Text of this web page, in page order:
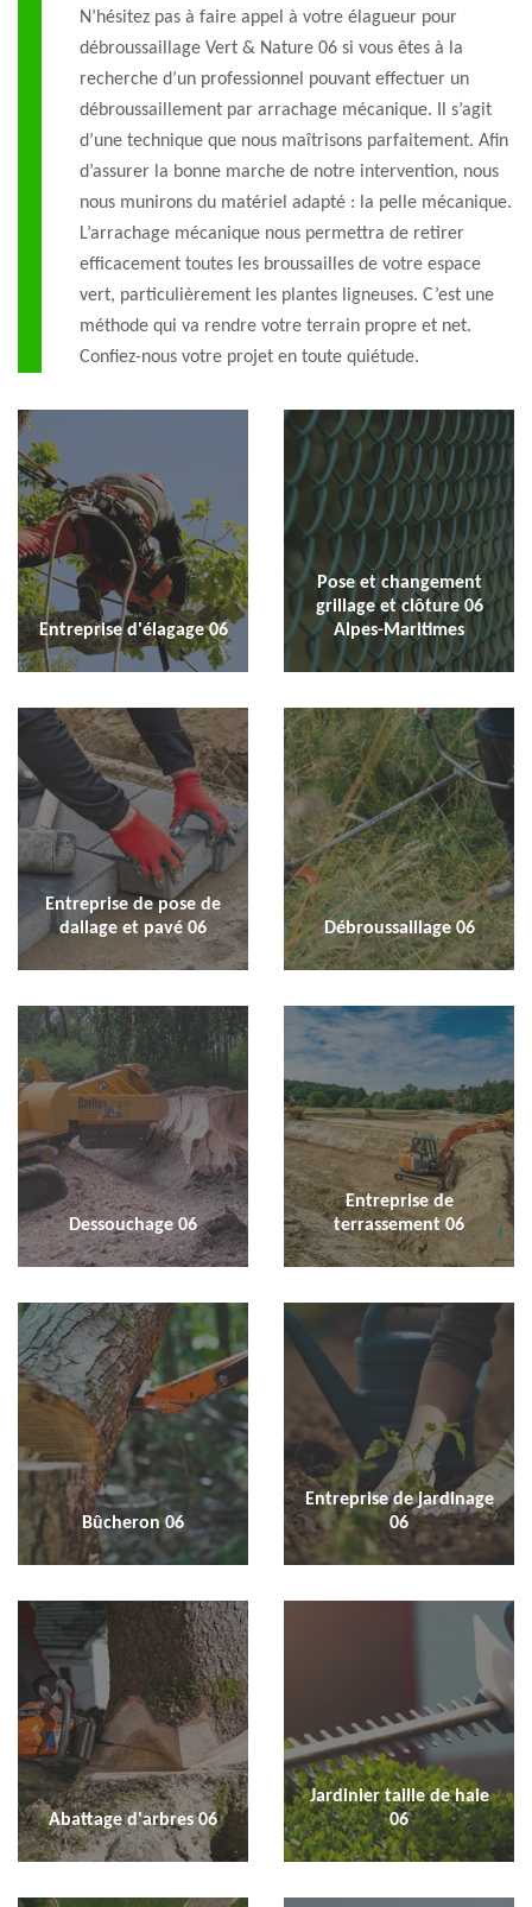
N’hésitez pas à faire appel à votre élagueur pour
débroussaillage Vert & Nature 06 si vous êtes à la
recherche d’un professionnel pouvant effectuer un
débroussaillement par arrachage mécanique. Il s’agit
d’une technique que nous maîtrisons parfaitement. Afin
d’assurer la bonne marche de notre intervention, nous
nous munirons du matériel adapté : la pelle mécanique.
L’arrachage mécanique nous permettra de retirer
efficacement toutes les broussailles de votre espace
vert, particulièrement les plantes ligneuses. C’est une
méthode qui va rendre votre terrain propre et net.
Confiez-nous votre projet en toute quiétude.
Entreprise d'élagage 06
Pose et changement
grillage et clôture 06
Alpes-Maritimes
Entreprise de pose de
dallage et pavé 06
Débroussaillage 06
Dessouchage 06
Entreprise de
terrassement 06
Bûcheron 06
Entreprise de jardinage
06
Abattage d'arbres 06
Jardinier taille de haie
06